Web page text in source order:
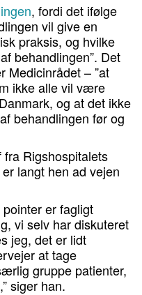
, fordi det ifølge
vil give en
praksis, og hvilke
behandlingen”. Det
Medicinrådet – ”at
ikke alle vil være
og at det ikke
behandlingen før og
Rigshospitalets
langt hen ad vejen
er fagligt
vi selv har diskuteret
jeg, det er lidt
at tage
gruppe patienter,
siger han.